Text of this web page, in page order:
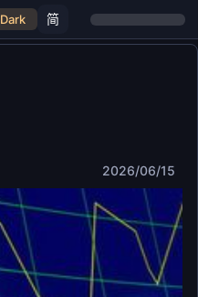
Dark 简
2026/06/15